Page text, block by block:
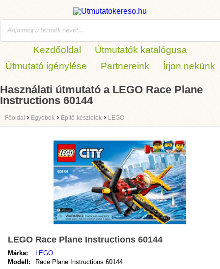
Kezdőoldal
Útmutatók katalógusa
Útmutató igénylése
Partnereink Írjon nekünk
Használati útmutató a LEGO Race Plane
Instructions 60144
Főoldal › Egyebek › Építő-készletek › LEGO
LEGO Race Plane Instructions 60144
Márka:
LEGO
Modell:
Race Plane Instructions 60144